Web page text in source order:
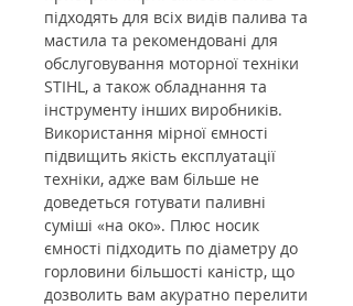
підходять для всіх видів палива та
мастила та рекомендовані для
обслуговування моторної техніки
STIHL, а також обладнання та
інструменту інших виробників.
Використання мірної ємності
підвищить якість експлуатації
техніки, адже вам більше не
доведеться готувати паливні
суміші «на око». Плюс носик
ємності підходить по діаметру до
горловини більшості каністр, що
дозволить вам акуратно перелити